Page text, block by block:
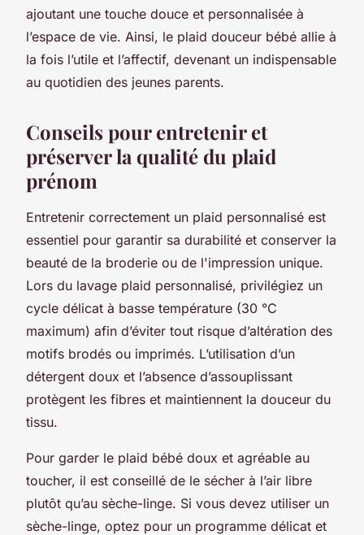
ajoutant une touche douce et personnalisée à
l’espace de vie. Ainsi, le plaid douceur bébé allie à
la fois l’utile et l’affectif, devenant un indispensable
au quotidien des jeunes parents.
Conseils pour entretenir et
préserver la qualité du plaid
prénom
Entretenir correctement un plaid personnalisé est
essentiel pour garantir sa durabilité et conserver la
beauté de la broderie ou de l'impression unique.
Lors du lavage plaid personnalisé, privilégiez un
cycle délicat à basse température (30 °C
maximum) afin d’éviter tout risque d’altération des
motifs brodés ou imprimés. L’utilisation d’un
détergent doux et l’absence d’assouplissant
protègent les fibres et maintiennent la douceur du
tissu.
Pour garder le plaid bébé doux et agréable au
toucher, il est conseillé de le sécher à l’air libre
plutôt qu’au sèche-linge. Si vous devez utiliser un
sèche-linge, optez pour un programme délicat et